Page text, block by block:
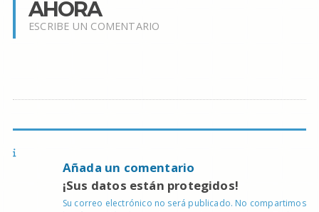
AHORA
ESCRIBE UN COMENTARIO
Añada un comentario
¡Sus datos están protegidos!
Su correo electrónico no será publicado. No compartimos